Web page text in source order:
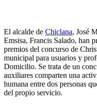
El alcalde de Chiclana, José
Emsisa, Francis Salado, han
premios del concurso de
municipal para usuarios y
Domicilio. Se trata de un
auxiliares comparten una
humana entre dos personas
del propio servicio.